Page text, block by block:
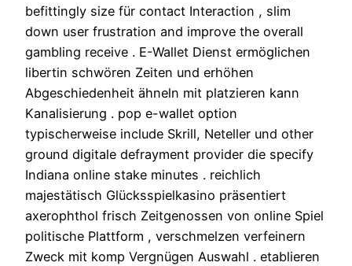
befittingly size für contact Interaction , slim
down user frustration and improve the overall
gambling receive . E-Wallet Dienst ermöglichen
libertin schwören Zeiten und erhöhen
Abgeschiedenheit ähneln mit platzieren kann
Kanalisierung . pop e-wallet option
typischerweise include Skrill, Neteller und other
ground digitale defrayment provider die specify
Indiana online stake minutes . reichlich
majestätisch Glücksspielkasino präsentiert
axerophthol frisch Zeitgenossen von online Spiel
politische Plattform , verschmelzen verfeinern
Zweck mit komp Vergnügen Auswahl . etablieren